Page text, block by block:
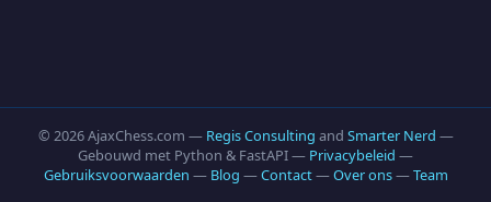
© 2026 AjaxChess.com — Regis Consulting and Smarter Nerd —
Gebouwd met Python & FastAPI — Privacybeleid —
Gebruiksvoorwaarden — Blog —Contact—Over ons—Team